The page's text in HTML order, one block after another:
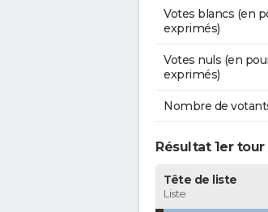
Votes blancs (en
exprimés)
Votes nuls (en
exprimés)
Nombre de
Résultat 1er tour
Tête de liste
Liste